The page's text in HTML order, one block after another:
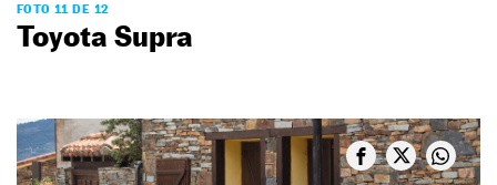
FOTO 11 DE 12
Toyota Supra